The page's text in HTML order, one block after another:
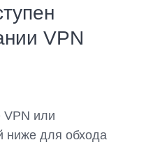
VPN
VPN или
ниже для обхода